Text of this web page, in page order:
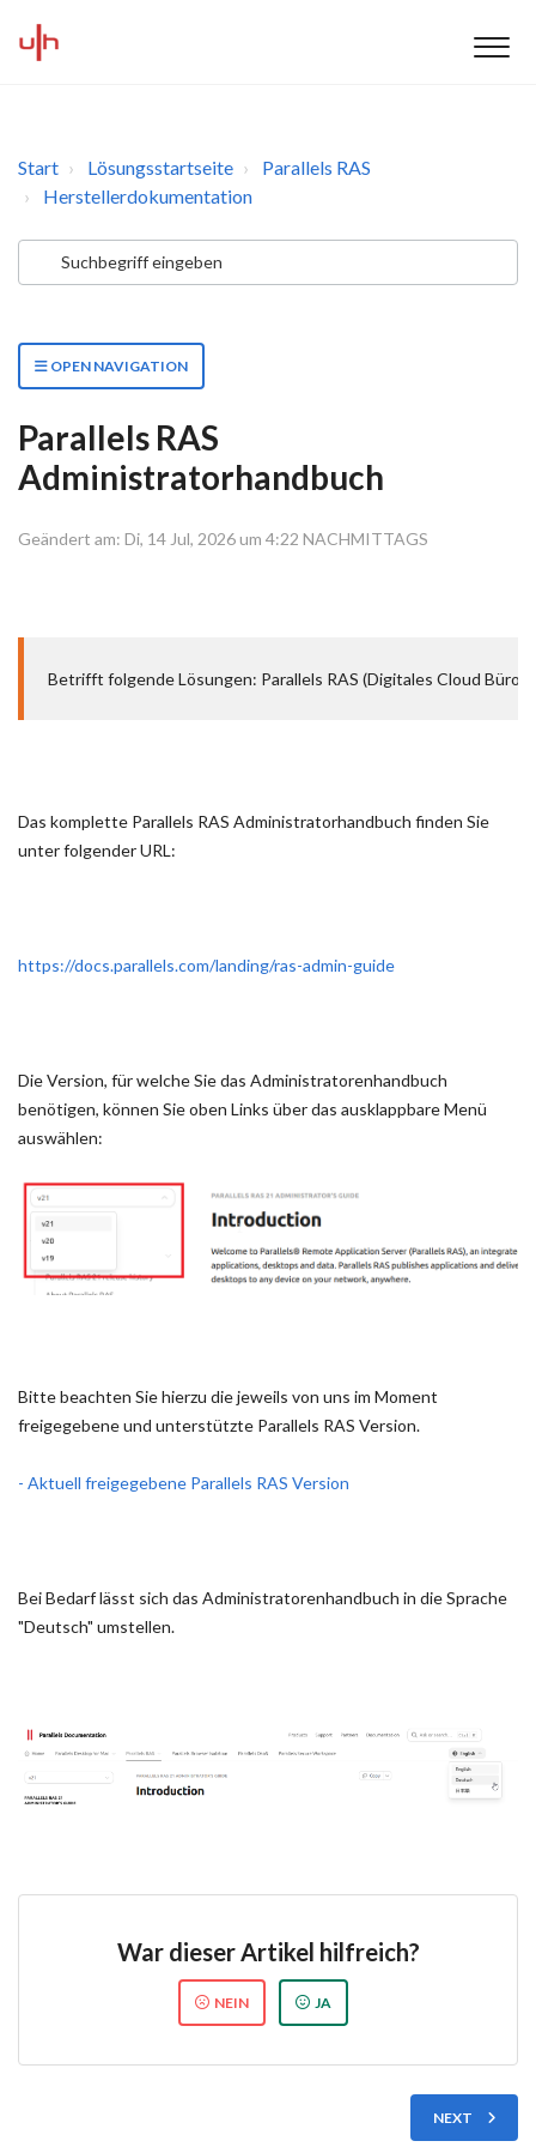
Start Lösungsstartseite
Parallels RAS
Herstellerdokumentation
OPEN NAVIGATION
Parallels RAS
Administratorhandbuch
Geändert am: Di, 14 Jul, 2026 um 4:22 NACHMITTAGS
Betrifft folgende Lösungen: Parallels RAS (Digitales Cloud Büro
Das komplette Parallels RAS Administratorhandbuch finden Sie
unter folgender URL:
https://docs.parallels.com/landing/ras-admin-guide
Die Version, für welche Sie das Administratorenhandbuch
benötigen, können Sie oben Links über das ausklappbare Menü
auswählen:
Bitte beachten Sie hierzu die jeweils von uns im Moment
freigegebene und unterstützte Parallels RAS Version.
- Aktuell freigegebene Parallels RAS Version
Bei Bedarf lässt sich das Administratorenhandbuch in die Sprache
"Deutsch" umstellen.
War dieser Artikel hilfreich?
NEIN JA
NEXT